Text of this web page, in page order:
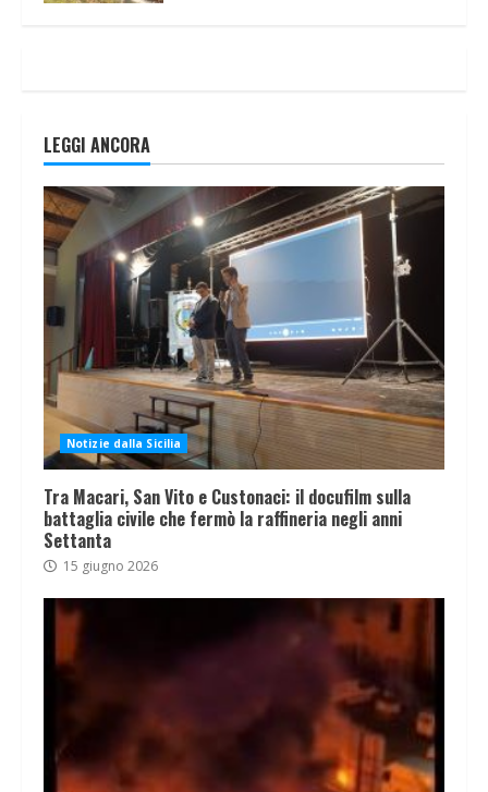
LEGGI ANCORA
Notizie dalla Sicilia
Tra Macari, San Vito e Custonaci: il docufilm sulla
battaglia civile che fermò la raffineria negli anni
Settanta
15 giugno 2026